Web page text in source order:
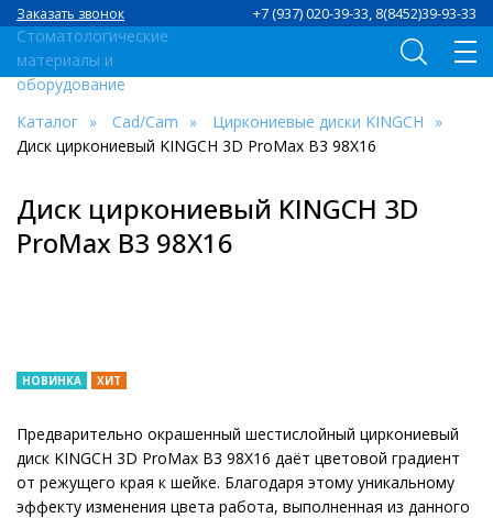
+7 (937) 020-39-33, 8(8452)39-93-33
Заказать звонок
Каталог Сad/Сam
Циркониевые диски KINGCH
Диск циркониевый KINGCH 3D ProMax B3 98X16
Диск циркониевый KINGCH 3D
ProMax B3 98X16
НОВИНКА ХИТ
Предварительно окрашенный шестислойный циркониевый
диск KINGCH 3D ProMax B3 98X16 даёт цветовой градиент
от режущего края к шейке. Благодаря этому уникальному
эффекту изменения цвета работа, выполненная из данного